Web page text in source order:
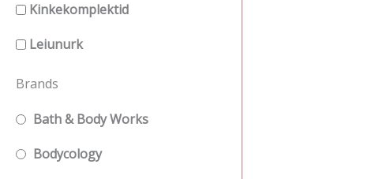
Kinkekomplektid
Leiunurk
Brands
Bath & Body Works
Bodycology